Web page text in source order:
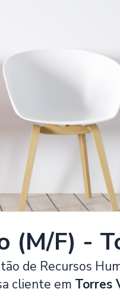
F) -
de Recursos
cliente em Torres